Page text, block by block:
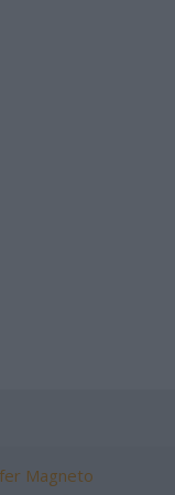
Magneto